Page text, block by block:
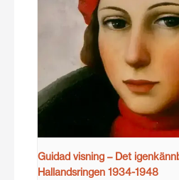
Guidad visning – Det
Hallandsringen 1934-1948